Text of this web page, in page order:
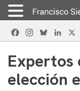
Skip
to
FacebookInstagram
Bluesky
Expertos
elección